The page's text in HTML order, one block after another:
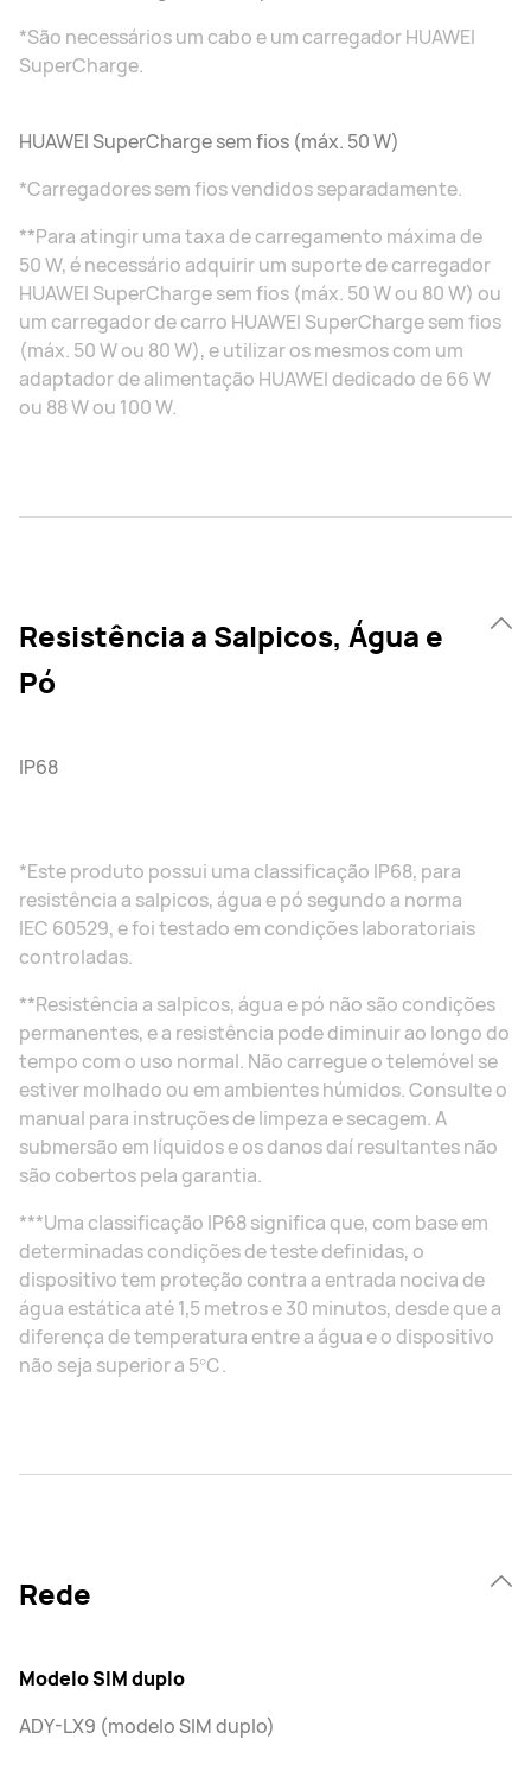
*São necessários um cabo e um carregador HUAWEI
SuperCharge.
HUAWEI SuperCharge sem fios (máx. 50 W)
*Carregadores sem fios vendidos separadamente.
**Para atingir uma taxa de carregamento máxima de
50 W, é necessário adquirir um suporte de carregador
HUAWEI SuperCharge sem fios (máx. 50 W ou 80 W) ou
um carregador de carro HUAWEI SuperCharge sem fios
(máx. 50 W ou 80 W), e utilizar os mesmos com um
adaptador de alimentação HUAWEI dedicado de 66 W
ou 88 W ou 100 W.
Resistência a Salpicos, Água e
Pó
IP68
*Este produto possui uma classificação IP68, para
resistência a salpicos, água e pó segundo a norma
IEC 60529, e foi testado em condições laboratoriais
controladas.
**Resistência a salpicos, água e pó não são condições
permanentes, e a resistência pode diminuir ao longo do
tempo com o uso normal. Não carregue o telemóvel se
estiver molhado ou em ambientes húmidos. Consulte o
manual para instruções de limpeza e secagem. A
submersão em líquidos e os danos daí resultantes não
são cobertos pela garantia.
***Uma classificação IP68 significa que, com base em
determinadas condições de teste definidas, o
dispositivo tem proteção contra a entrada nociva de
água estática até 1,5 metros e 30 minutos, desde que a
diferença de temperatura entre a água e o dispositivo
não seja superior a 5℃.
Rede
Modelo SIM duplo
ADY-LX9 (modelo SIM duplo)